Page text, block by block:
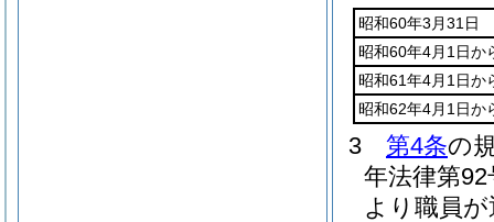
昭和60年3月31日
昭和60年4月1日か
昭和61年4月1日か
昭和62年4月1日か
3 第4条の
年法律第
より職員